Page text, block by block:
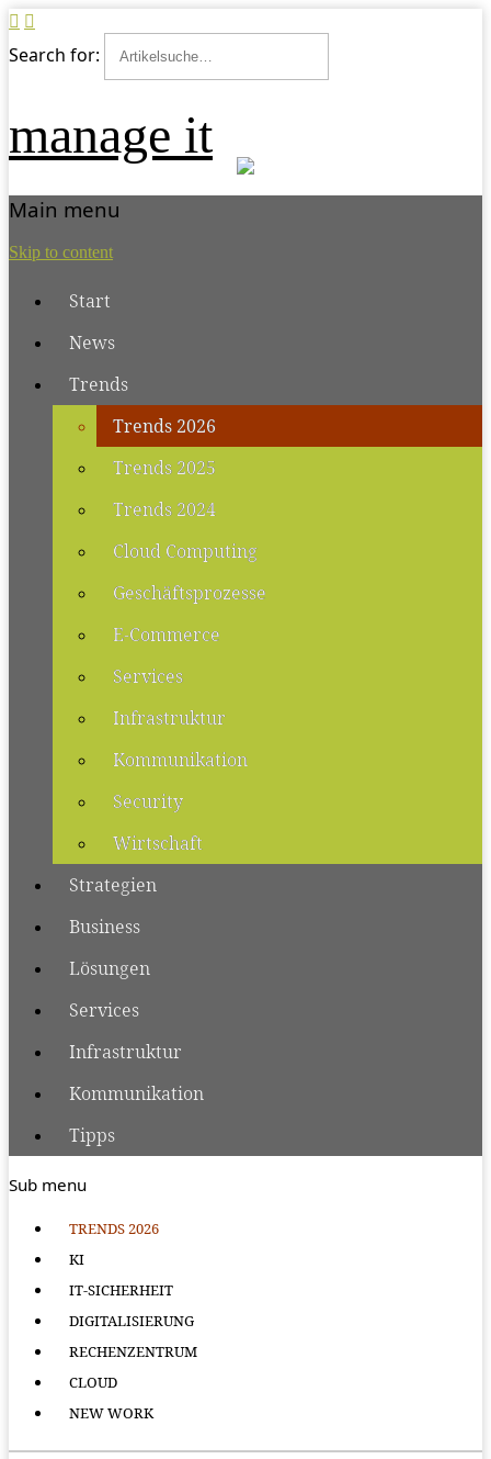
Search for:
manage it
Main menu
Skip to content
Start
News
Trends
Trends 2026
Trends 2025
Trends 2024
Cloud Computing
Geschäftsprozesse
E-Commerce
Services
Infrastruktur
Kommunikation
Security
Wirtschaft
Strategien
Business
Lösungen
Services
Infrastruktur
Kommunikation
Tipps
Sub menu
TRENDS 2026
KI
IT-SICHERHEIT
DIGITALISIERUNG
RECHENZENTRUM
CLOUD
NEW WORK